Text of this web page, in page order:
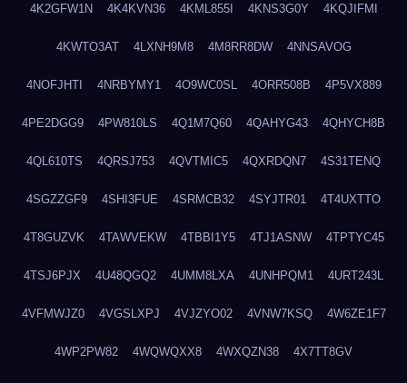
4K2GFW1N 4K4KVN36 4KML855I 4KNS3G0Y 4KQJIFMI
4KWTO3AT 4LXNH9M8 4M8RR8DW 4NNSAVOG
4NOFJHTI 4NRBYMY1 4O9WC0SL 4ORR508B 4P5VX889
4PE2DGG9 4PW810LS 4Q1M7Q60 4QAHYG43 4QHYCH8B
4QL610TS 4QRSJ753 4QVTMIC5 4QXRDQN7 4S31TENQ
4SGZZGF9 4SHI3FUE 4SRMCB32 4SYJTR01 4T4UXTTO
4T8GUZVK 4TAWVEKW 4TBBI1Y5 4TJ1ASNW 4TPTYC45
4TSJ6PJX 4U48QGQ2 4UMM8LXA 4UNHPQM1 4URT243L
4VFMWJZ0 4VGSLXPJ 4VJZYO02 4VNW7KSQ 4W6ZE1F7
4WP2PW82 4WQWQXX8 4WXQZN38 4X7TT8GV